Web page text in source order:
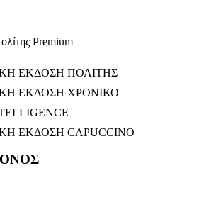
Premium
ΕΚΔΟΣΗ ΠΟΛΙΤΗΣ
ΕΚΔΟΣΗ ΧΡΟΝΙΚΟ
ΕΚΔΟΣΗ CAPUCCINO